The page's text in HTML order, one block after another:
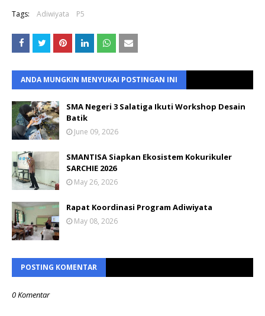
Tags: Adiwiyata P5
ANDA MUNGKIN MENYUKAI POSTINGAN INI
SMA Negeri 3 Salatiga Ikuti Workshop Desain
Batik
June 09, 2026
SMANTISA Siapkan Ekosistem Kokurikuler
SARCHIE 2026
May 26, 2026
Rapat Koordinasi Program Adiwiyata
May 08, 2026
POSTING KOMENTAR
0 Komentar